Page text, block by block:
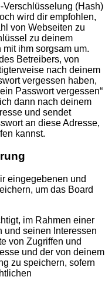
(Hash)
wird dir empfohlen,
von Webseiten zu
zu deinem
ihm sorgsam um.
Betreibers, von
nach deinem
vergessen haben,
Passwort vergessen“
dann nach deinem
und sendet
an diese Adresse,
kannst.
eingegebenen und
um das Board
im Rahmen einer
und seinen Interessen
von Zugriffen und
und der von deinem
zu speichern, sofern